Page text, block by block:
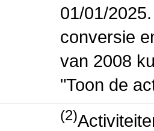
01/01/
conversie
van 2008
"Toon de
(2)